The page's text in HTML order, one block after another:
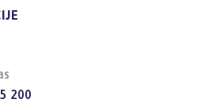
200